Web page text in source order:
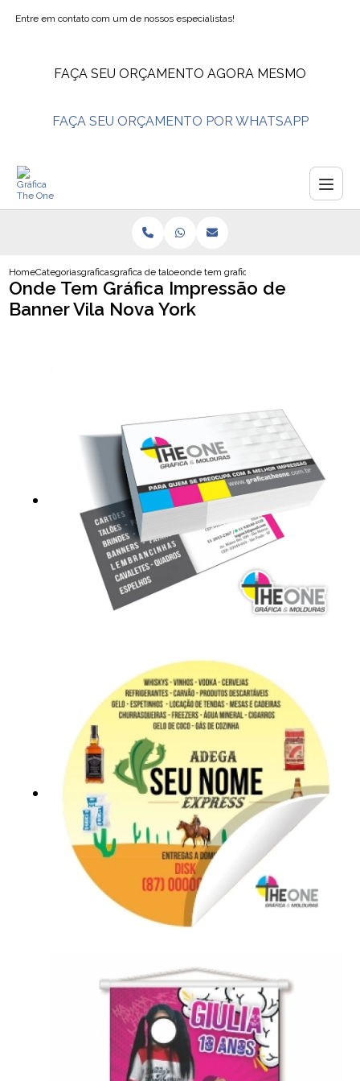
Entre em contato com um de nossos especialistas!
FAÇA SEU ORÇAMENTO AGORA MESMO
FAÇA SEU ORÇAMENTO POR WHATSAPP
HomeCategoriasgraficasgrafica de taloes de pedidoonde tem grafica impressao de banner
Onde Tem Gráfica Impressão de
Banner Vila Nova York